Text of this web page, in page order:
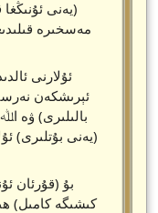
(يەنى
مەسخىرە
ئۇلارنى
ئېرىشكەن
بالىلىرى) ۋە
(يەنى بۇتلىرى)
بۇ (قۇرئان
كىشىگە كامىل)